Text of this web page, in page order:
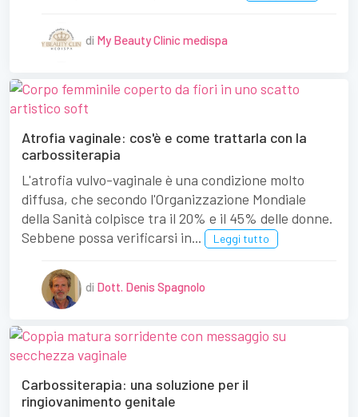
di My Beauty Clinic medispa
Atrofia vaginale: cos'è e come trattarla con la
carbossiterapia
L'atrofia vulvo-vaginale è una condizione molto
diffusa, che secondo l'Organizzazione Mondiale
della Sanità colpisce tra il 20% e il 45% delle donne.
Sebbene possa verificarsi in...
Leggi tutto
di Dott. Denis Spagnolo
Carbossiterapia: una soluzione per il
ringiovanimento genitale